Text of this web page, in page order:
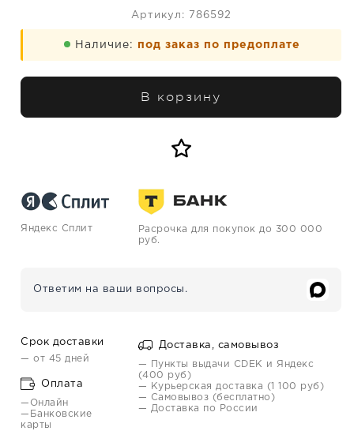
Артикул: 786592
Наличие: под заказ по предоплате
В корзину
Яндекс Сплит
Расрочка для покупок до 300 000
руб.
Ответим на ваши вопросы.
Срок доставки
— от 45 дней
Оплата
—Онлайн
—Банковские
карты
Доставка, самовывоз
— Пункты выдачи CDEK и Яндекс
(400 руб)
— Курьерская доставка (1 100 руб)
— Самовывоз (бесплатно)
— Доставка по России